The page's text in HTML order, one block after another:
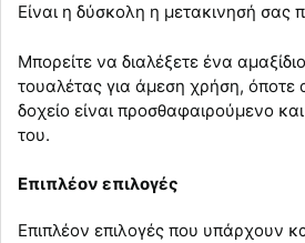
Είναι η δύσκολη η μετακινησή σας
Mπορείτε να διαλέξετε ένα
τουαλέτας για άμεση χρήση, όποτε
δοχείο είναι προσθαφαιρούμενο
του.
Επιπλέον επιλογές
Επιπλέον επιλογές που υπάρχουν